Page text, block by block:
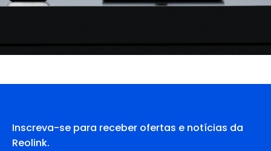
Inscreva-se para receber ofertas e notícias da
Reolink.